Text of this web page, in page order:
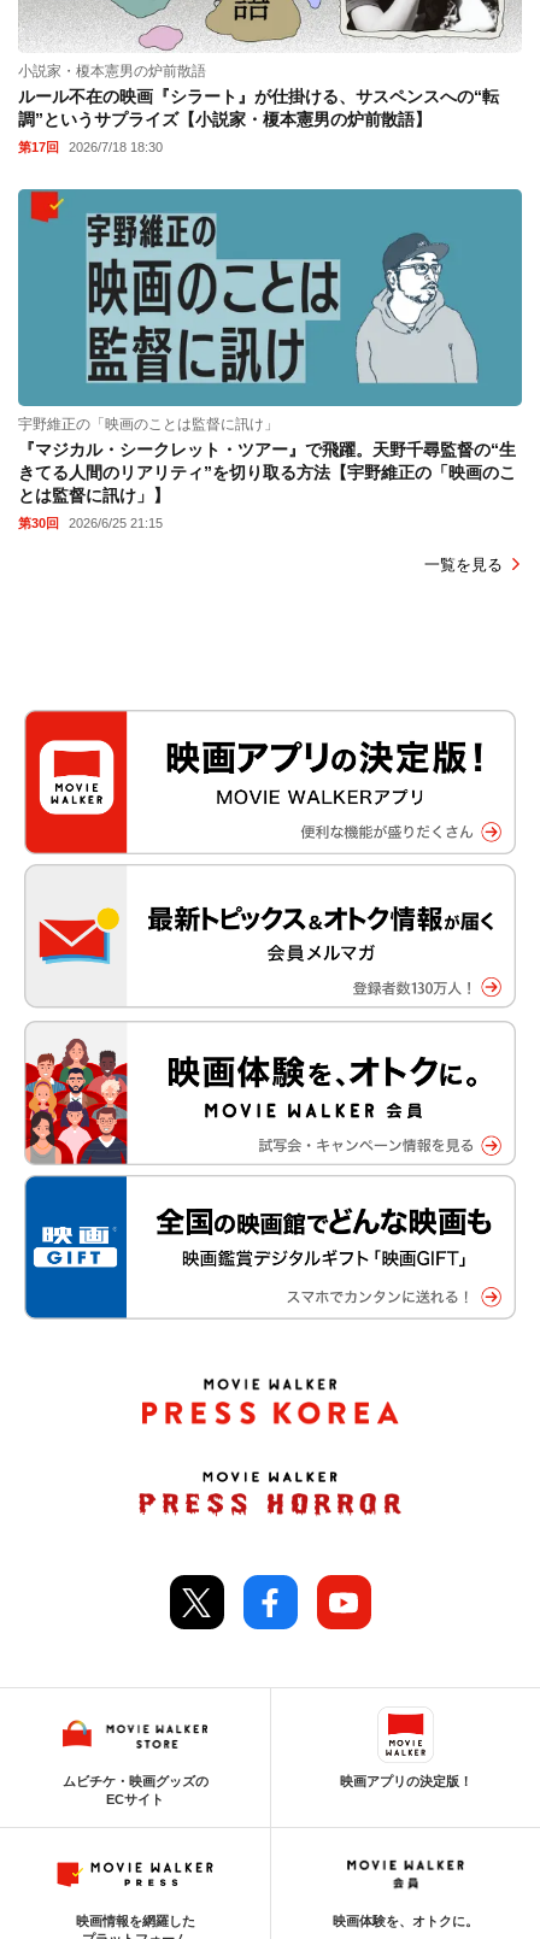
小説家・榎本憲男の炉前散語
ルール不在の映画『シラート』が仕掛ける、サスペンスへの“転
調”というサプライズ【小説家・榎本憲男の炉前散語】
第17回 2026/7/18 18:30
宇野維正の「映画のことは監督に訊け」
『マジカル・シークレット・ツアー』で飛躍。天野千尋監督の“生
きてる人間のリアリティ”を切り取る方法【宇野維正の「映画のこ
とは監督に訊け」】
第30回 2026/6/25 21:15
一覧を見る
ムビチケ・映画グッズの
ECサイト
映画アプリの決定版！
映画情報を網羅した
映画体験を、オトクに。